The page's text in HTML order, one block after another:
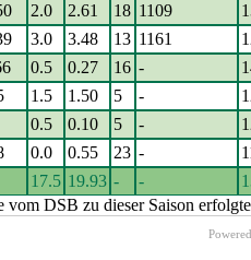
2.0 2.61 18 1109
3.0 3.48 13 1161
0.5 0.27 16 -
1.5 1.50 5 -
0.5 0.10 5 -
0.0 0.55 23 -
17.5 19.93 - -
DSB zu dieser Saison